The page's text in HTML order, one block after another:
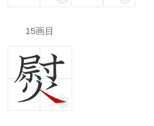
15画目